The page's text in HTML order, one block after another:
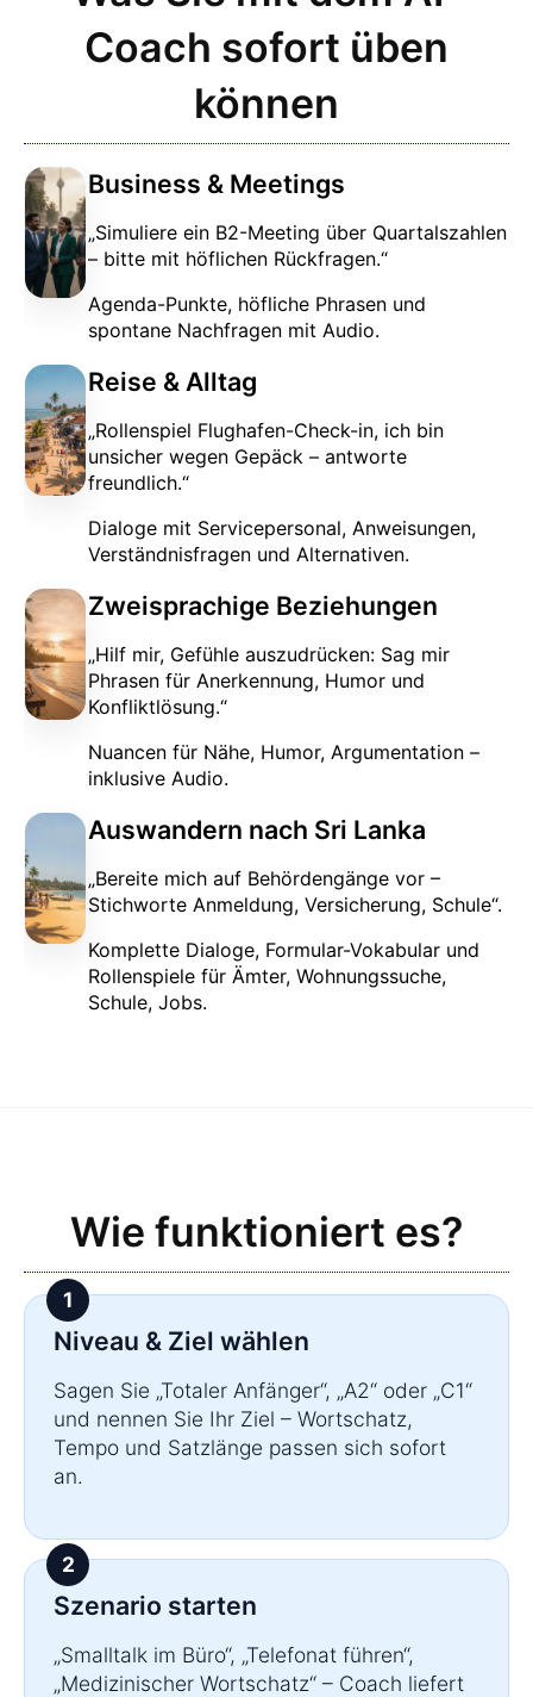
Coach sofort üben
können
Business & Meetings
„Simuliere ein B2-Meeting über Quartalszahlen
– bitte mit höflichen Rückfragen.“
Agenda-Punkte, höfliche Phrasen und
spontane Nachfragen mit Audio.
Reise & Alltag
„Rollenspiel Flughafen-Check-in, ich bin
unsicher wegen Gepäck – antworte
freundlich.“
Dialoge mit Servicepersonal, Anweisungen,
Verständnisfragen und Alternativen.
Zweisprachige Beziehungen
„Hilf mir, Gefühle auszudrücken: Sag mir
Phrasen für Anerkennung, Humor und
Konfliktlösung.“
Nuancen für Nähe, Humor, Argumentation –
inklusive Audio.
Auswandern nach Sri Lanka
„Bereite mich auf Behördengänge vor –
Stichworte Anmeldung, Versicherung, Schule“.
Komplette Dialoge, Formular-Vokabular und
Rollenspiele für Ämter, Wohnungssuche,
Schule, Jobs.
Wie funktioniert es?
Niveau & Ziel wählen
Sagen Sie „Totaler Anfänger“, „A2“ oder „C1“
und nennen Sie Ihr Ziel – Wortschatz,
Tempo und Satzlänge passen sich sofort
an.
Szenario starten
„Smalltalk im Büro“, „Telefonat führen“,
„Medizinischer Wortschatz“ – Coach liefert